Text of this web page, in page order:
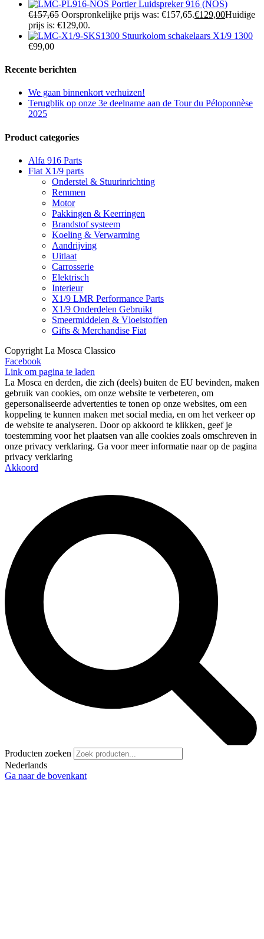
Portier Luidspreker 916 (NOS)
€157,65 Oorspronkelijke prijs was: €157,65.€129,00Huidige
prijs is: €129,00.
Stuurkolom schakelaars X1/9 1300
€99,00
Recente berichten
We gaan binnenkort verhuizen!
Terugblik op onze 3e deelname aan de Tour du Péloponnèse
2025
Product categories
Alfa 916 Parts
Fiat X1/9 parts
Onderstel & Stuurinrichting
Remmen
Motor
Pakkingen & Keerringen
Brandstof systeem
Koeling & Verwarming
Aandrijving
Uitlaat
Carrosserie
Elektrisch
Interieur
X1/9 LMR Performance Parts
X1/9 Onderdelen Gebruikt
Smeermiddelen & Vloeistoffen
Gifts & Merchandise Fiat
Copyright La Mosca Classico
Facebook
Link om pagina te laden
La Mosca en derden, die zich (deels) buiten de EU bevinden, maken
gebruik van cookies, om onze website te verbeteren, om
gepersonaliseerde advertenties te tonen op onze websites, om een
koppeling te kunnen maken met social media, en om het verkeer op
de website te analyseren. Door op akkoord te klikken, geef je
toestemming voor het plaatsen van alle cookies zoals omschreven in
onze privacy verklaring. Ga voor meer informatie naar op de pagina
privacy verklaring
Akkoord
Producten zoeken
Nederlands
Ga naar de bovenkant